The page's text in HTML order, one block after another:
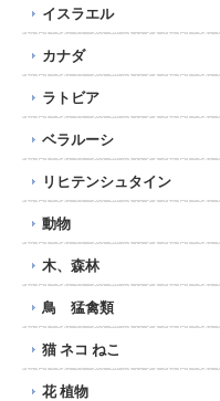
イスラエル
カナダ
ラトビア
ベラルーシ
リヒテンシュタイン
動物
木、森林
鳥 猛禽類
猫 ネコ ねこ
花 植物
旧西ドイツ切手 1990
年 スポーツ 2種
118円